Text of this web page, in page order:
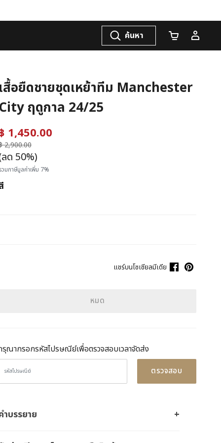
ค้นหา จำนวนรถเข็น
เสื้อยืดชายชุดเหย้าทีม Manchester
City ฤดูกาล 24/25
1,450.00ราคาลดลงจาก
2,900.00
งด 50%)
วมภาษีมูลค่าเพิ่ม 7%
แชร์บนโซเชียลมีเดีย
หมด
รุณากรอกรหัสไปรษณีย์เพื่อตรวจสอบเวลาจัดส่ง
ตรวจสอบ
ำบรรยาย